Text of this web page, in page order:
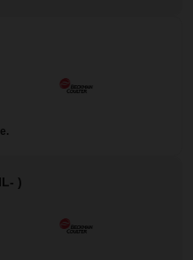
)